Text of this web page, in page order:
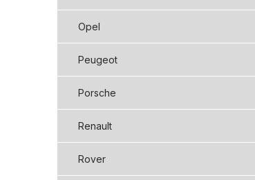
Opel
Peugeot
Porsche
Renault
Rover